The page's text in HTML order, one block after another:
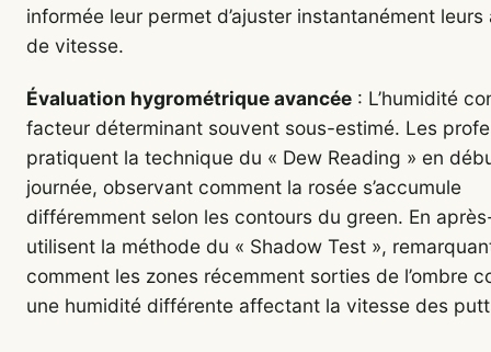
informée leur permet d’ajuster instantanément
de vitesse.
Évaluation hygrométrique avancée : L’humidité
facteur déterminant souvent sous-estimé. Les
pratiquent la technique du « Dew Reading » en
journée, observant comment la rosée s’accumule
différemment selon les contours du green. En
utilisent la méthode du « Shadow Test »,
comment les zones récemment sorties de l’ombre
une humidité différente affectant la vitesse des